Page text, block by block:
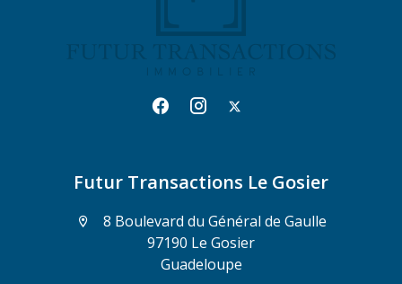
Futur Transactions Le Gosier
8 Boulevard du Général de Gaulle
97190 Le Gosier
Guadeloupe